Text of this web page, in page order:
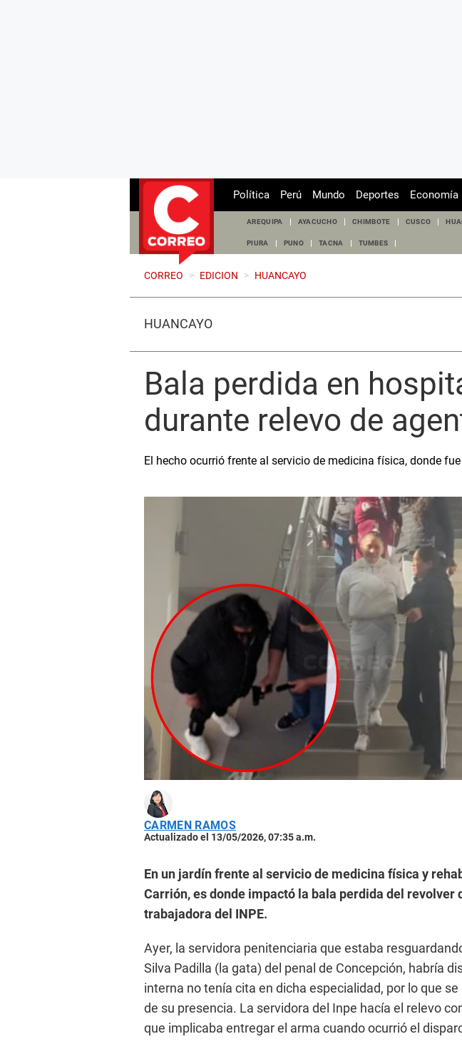
Política Perú Mundo Deportes Economía
AREQUIPA AYACUCHO CHIMBOTE CUSCO
PIURA PUNO TACNA TUMBES
CORREO > EDICION > HUANCAYO
HUANCAYO
Bala perdida en
durante relevo de
El hecho ocurrió frente al servicio de medicina física, donde
CARMEN RAMOS
Actualizado el 13/05/2026, 07:35 a.m.
En un jardín frente al servicio de medicina física y
Carrión, es donde impactó la bala perdida del revolver
trabajadora del INPE.
Ayer, la servidora penitenciaria que estaba
Silva Padilla (la gata) del penal de Concepción, habría
interna no tenía cita en dicha especialidad, por lo que
de su presencia. La servidora del Inpe hacía el relevo
que implicaba entregar el arma cuando ocurrió el